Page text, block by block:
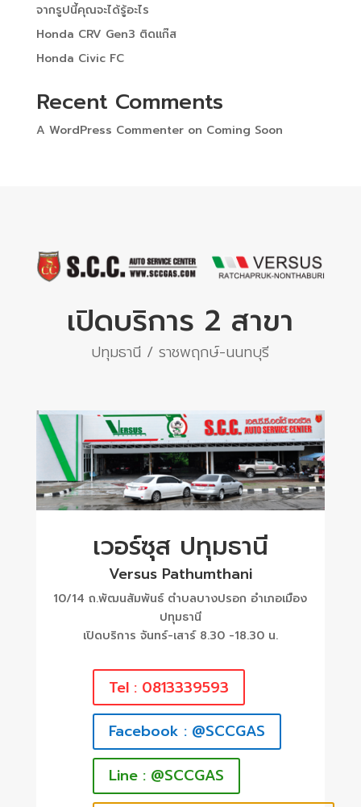
จากรูปนี้คุณจะได้รู้อะไร
Honda CRV Gen3 ติดแก๊ส
Honda Civic FC
Recent Comments
A WordPress Commenteron Coming Soon
เปิดบริการ 2 สาขา
ปทุมธานี / ราชพฤกษ์-นนทบุรี
เวอร์ซุส ปทุมธานี
Versus Pathumthani
10/14 ถ.พัฒนสัมพันธ์ ตำบลบางปรอก อำเภอเมือง
ปทุมธานี
เปิดบริการ จันทร์-เสาร์ 8.30 -18.30 น.
Tel : 0813339593
Facebook : @SCCGAS
Line : @SCCGAS